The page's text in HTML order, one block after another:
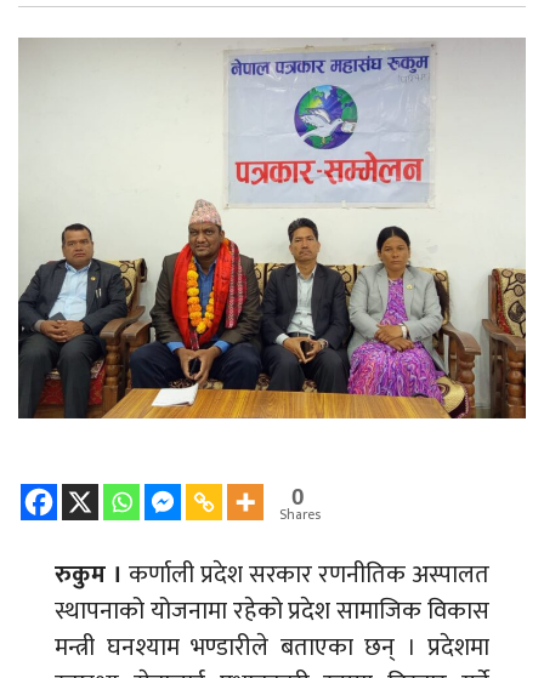
0
Shares
रुकुम । कर्णाली प्रदेश सरकार रणनीतिक अस्पालत
स्थापनाको योजनामा रहेको प्रदेश सामाजिक विकास
मन्त्री घनश्याम भण्डारीले बताएका छन् । प्रदेशमा